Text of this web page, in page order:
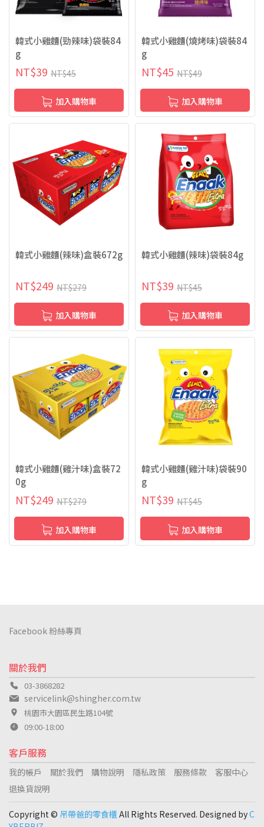
韓式小雞麵(勁辣味)袋裝84
g
NT$39 NT$45
加入購物車
韓式小雞麵(燒烤味)袋裝84
g
NT$45 NT$49
加入購物車
韓式小雞麵(辣味)盒裝672g
NT$249 NT$279
加入購物車
韓式小雞麵(辣味)袋裝84g
NT$39 NT$45
加入購物車
韓式小雞麵(雞汁味)盒裝72
0g
NT$249 NT$279
加入購物車
韓式小雞麵(雞汁味)袋裝90
g
NT$39 NT$45
加入購物車
關於我們
03-3868282
servicelink@shingher.com.tw
桃園市大園區民生路104號
09:00-18:00
客戶服務
我的帳戶 關於我們 購物說明 隱私政策 服務條款
客服中心
退換貨說明
Facebook 粉絲專頁
Copyright © 吊帶爸的零食櫃 All Rights Reserved. Designed byC